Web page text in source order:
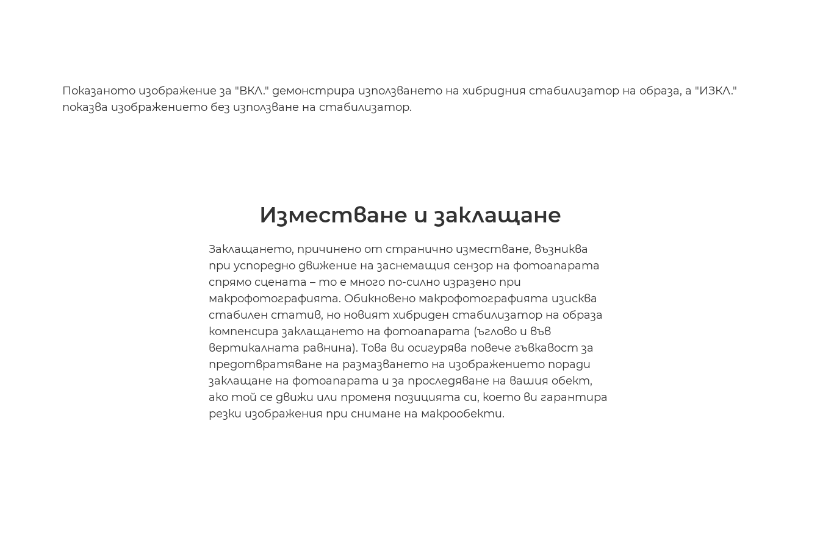
Показаното изображение за "ВКЛ." демонстрира използването на хибридния стабилизатор на образа, а "ИЗКЛ."
показва изображението без използване на стабилизатор.
Изместване и заклащане
Заклащането, причинено от странично изместване, възниква
при успоредно движение на заснемащия сензор на фотоапарата
спрямо сцената – то е много по-силно изразено при
макрофотографията. Обикновено макрофотографията изисква
стабилен статив, но новият хибриден стабилизатор на образа
компенсира заклащането на фотоапарата (ъглово и във
вертикалната равнина). Това ви осигурява повече гъвкавост за
предотвратяване на размазването на изображението поради
заклащане на фотоапарата и за проследяване на вашия обект,
ако той се движи или променя позицията си, което ви гарантира
резки изображения при снимане на макрообекти.